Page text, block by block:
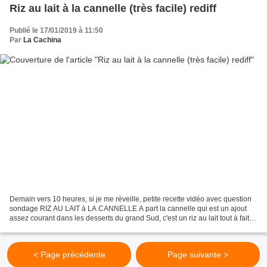
Riz au lait à la cannelle (très facile) rediff
Publié le 17/01/2019 à 11:50
Par La Cachina
Demain vers 10 heures, si je me réveille, petite recette vidéo avec question
sondage RIZ AU LAIT à LA CANNELLE A part la cannelle qui est un ajout
assez courant dans les desserts du grand Sud, c'est un riz au lait tout à fait
< Page précédente Page suivante >